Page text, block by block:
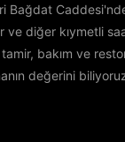
Bağdat
ve diğer kıymetli
bakım ve
değerini